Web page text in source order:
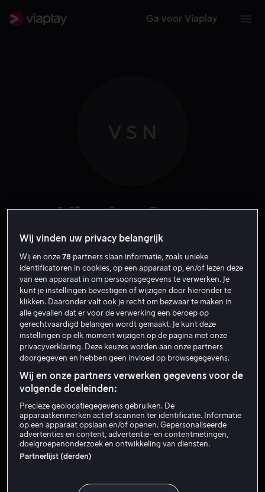
Ga voor Viaplay
V S N
Viaplay Sport
Nederland
Regisseur
Wij vinden uw privacy belangrijk
Wij en onze78 partners slaan informatie, zoals unieke
identificatoren in cookies, op een apparaat op, en/of lezen deze
van een apparaat in om persoonsgegevens te verwerken. Je
kunt je instellingen bevestigen of wijzigen door hieronder te
klikken. Daaronder valt ook je recht om bezwaar te maken in
alle gevallen dat er voor de verwerking een beroep op
gerechtvaardigd belangen wordt gemaakt. Je kunt deze
instellingen op elk moment wijzigen op de pagina met onze
privacyverklaring. Deze keuzes worden aan onze partners
doorgegeven en hebben geen invloed op browsegegevens.
Wij en onze partners verwerken gegevens voor de
volgende doeleinden:
Precieze geolocatiegegevens gebruiken. De
apparaatkenmerken actief scannen ter identificatie. Informatie
op een apparaat opslaan en/of openen. Gepersonaliseerde
advertenties en content, advertentie- en contentmetingen,
doelgroepenonderzoek en ontwikkeling van diensten.
Partnerlijst (derden)